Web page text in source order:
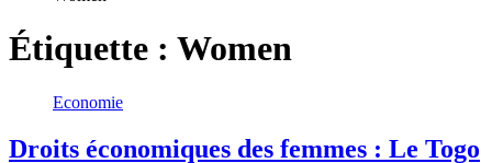
Étiquette : Women
Economie
Droits économiques des femmes : Le Togo